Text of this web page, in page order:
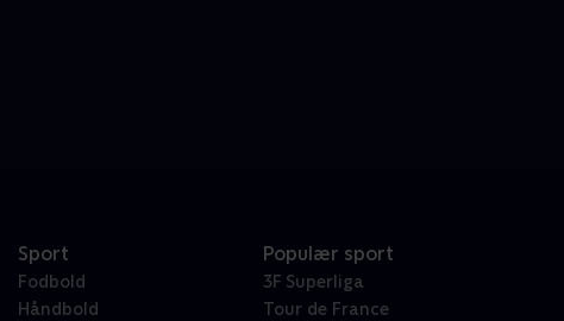
Sport
Fodbold
Håndbold
Populær sport
3F Superliga
Tour de France